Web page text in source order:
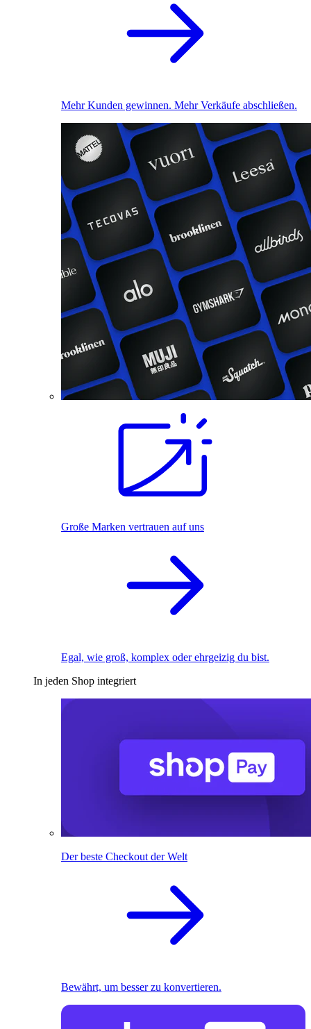
Mehr Kunden gewinnen. Mehr Verkäufe abschließen.
Große Marken vertrauen auf uns
Egal, wie groß, komplex oder ehrgeizig du bist.
In jeden Shop integriert
Der beste Checkout der Welt
Bewährt, um besser zu konvertieren.